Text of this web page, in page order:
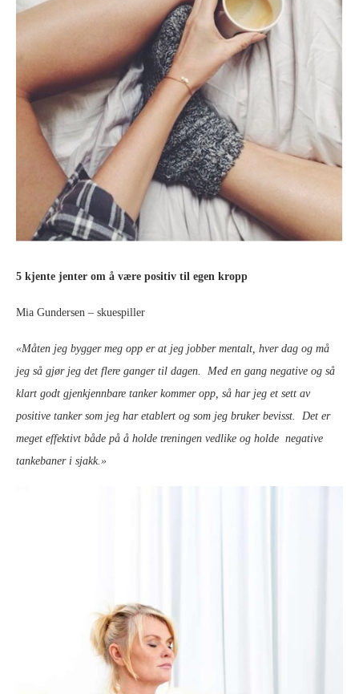
5 kjente jenter om å være positiv til egen kropp
Mia Gundersen – skuespiller
«Måten jeg bygger meg opp er at jeg jobber mentalt, hver dag og må
jeg så gjør jeg det flere ganger til dagen. Med en gang negative og så
klart godt gjenkjennbare tanker kommer opp, så har jeg et sett av
positive tanker som jeg har etablert og som jeg bruker bevisst. Det er
meget effektivt både på å holde treningen vedlike og holde negative
tankebaner i sjakk.»